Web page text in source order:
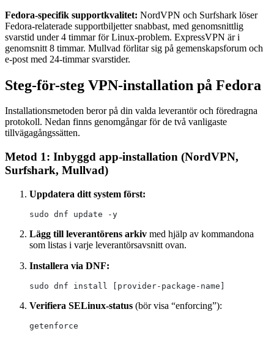
Fedora-specifik supportkvalitet: NordVPN och Surfshark löser
Fedora-relaterade supportbiljetter snabbast, med genomsnittlig
svarstid under 4 timmar för Linux-problem. ExpressVPN är i
genomsnitt 8 timmar. Mullvad förlitar sig på gemenskapsforum och
e-post med 24-timmar svarstider.
Steg-för-steg VPN-installation på Fedora
Installationsmetoden beror på din valda leverantör och föredragna
protokoll. Nedan finns genomgångar för de två vanligaste
tillvägagångssätten.
Metod 1: Inbyggd app-installation (NordVPN,
Surfshark, Mullvad)
Uppdatera ditt system först:
sudo dnf update -y
Lägg till leverantörens arkiv med hjälp av kommandona
som listas i varje leverantörsavsnitt ovan.
Installera via DNF:
sudo dnf install [provider-package-name]
Verifiera SELinux-status (bör visa “enforcing”):
getenforce